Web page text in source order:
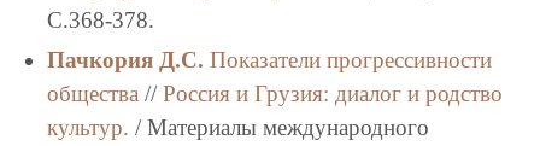
C.368-378.
Пачкория Д.С. Показатели прогрессивности
общества // Россия и Грузия: диалог и родство
культур. / Материалы международного